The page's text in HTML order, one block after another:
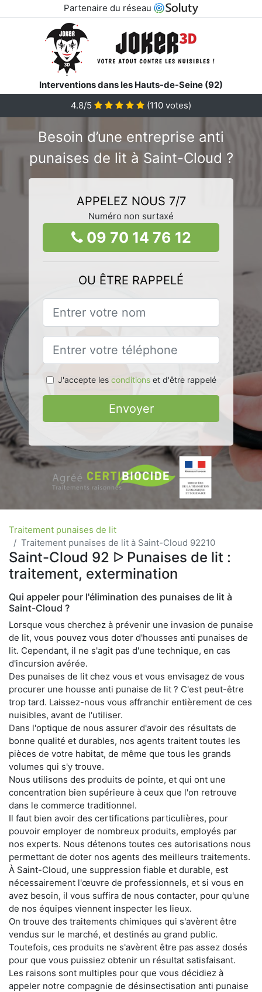
Partenaire du réseau
Interventions dans les Hauts-de-Seine (92)
4.8/5
(110 votes)
Besoin d’une entreprise anti
punaises de lit à Saint-Cloud ?
APPELEZ NOUS 7/7
Numéro non surtaxé
09 70 14 76 12
OU ÊTRE RAPPELÉ
J'accepte les conditionset d'être rappelé
Envoyer
Traitement punaises de lit
Traitement punaises de lit à Saint-Cloud 92210
Saint-Cloud 92 ᐅ Punaises de lit :
traitement, extermination
Qui appeler pour l'élimination des punaises de lit à
Saint-Cloud ?
Lorsque vous cherchez à prévenir une invasion de punaise
de lit, vous pouvez vous doter d'housses anti punaises de
lit. Cependant, il ne s'agit pas d'une technique, en cas
d'incursion avérée.
Des punaises de lit chez vous et vous envisagez de vous
procurer une housse anti punaise de lit ? C'est peut-être
trop tard. Laissez-nous vous affranchir entièrement de ces
nuisibles, avant de l'utiliser.
Dans l'optique de nous assurer d'avoir des résultats de
bonne qualité et durables, nos agents traitent toutes les
pièces de votre habitat, de même que tous les grands
volumes qui s'y trouve.
Nous utilisons des produits de pointe, et qui ont une
concentration bien supérieure à ceux que l'on retrouve
dans le commerce traditionnel.
Il faut bien avoir des certifications particulières, pour
pouvoir employer de nombreux produits, employés par
nos experts. Nous détenons toutes ces autorisations nous
permettant de doter nos agents des meilleurs traitements.
À Saint-Cloud, une suppression fiable et durable, est
nécessairement l'œuvre de professionnels, et si vous en
avez besoin, il vous suffira de nous contacter, pour qu'une
de nos équipes viennent inspecter les lieux.
On trouve des traitements chimiques qui s'avèrent être
vendus sur le marché, et destinés au grand public.
Toutefois, ces produits ne s'avèrent être pas assez dosés
pour que vous puissiez obtenir un résultat satisfaisant.
Les raisons sont multiples pour que vous décidiez à
appeler notre compagnie de désinsectisation anti punaise